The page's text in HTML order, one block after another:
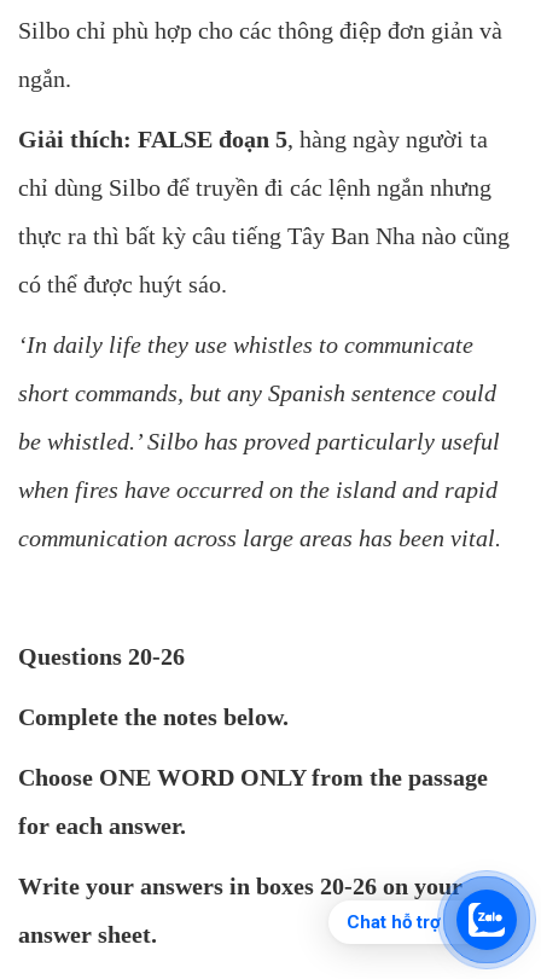
Chat hỗ trợ
Silbo chỉ phù hợp cho các thông điệp đơn giản và
ngắn.
Giải thích: FALSE đoạn 5, hàng ngày người ta
chỉ dùng Silbo để truyền đi các lệnh ngắn nhưng
thực ra thì bất kỳ câu tiếng Tây Ban Nha nào cũng
có thể được huýt sáo.
‘In daily life they use whistles to communicate
short commands, but any Spanish sentence could
be whistled.’ Silbo has proved particularly useful
when fires have occurred on the island and rapid
communication across large areas has been vital.
Questions 20-26
Complete the notes below.
Choose ONE WORD ONLY from the passage
for each answer.
Write your answers in boxes 20-26 on your
answer sheet.